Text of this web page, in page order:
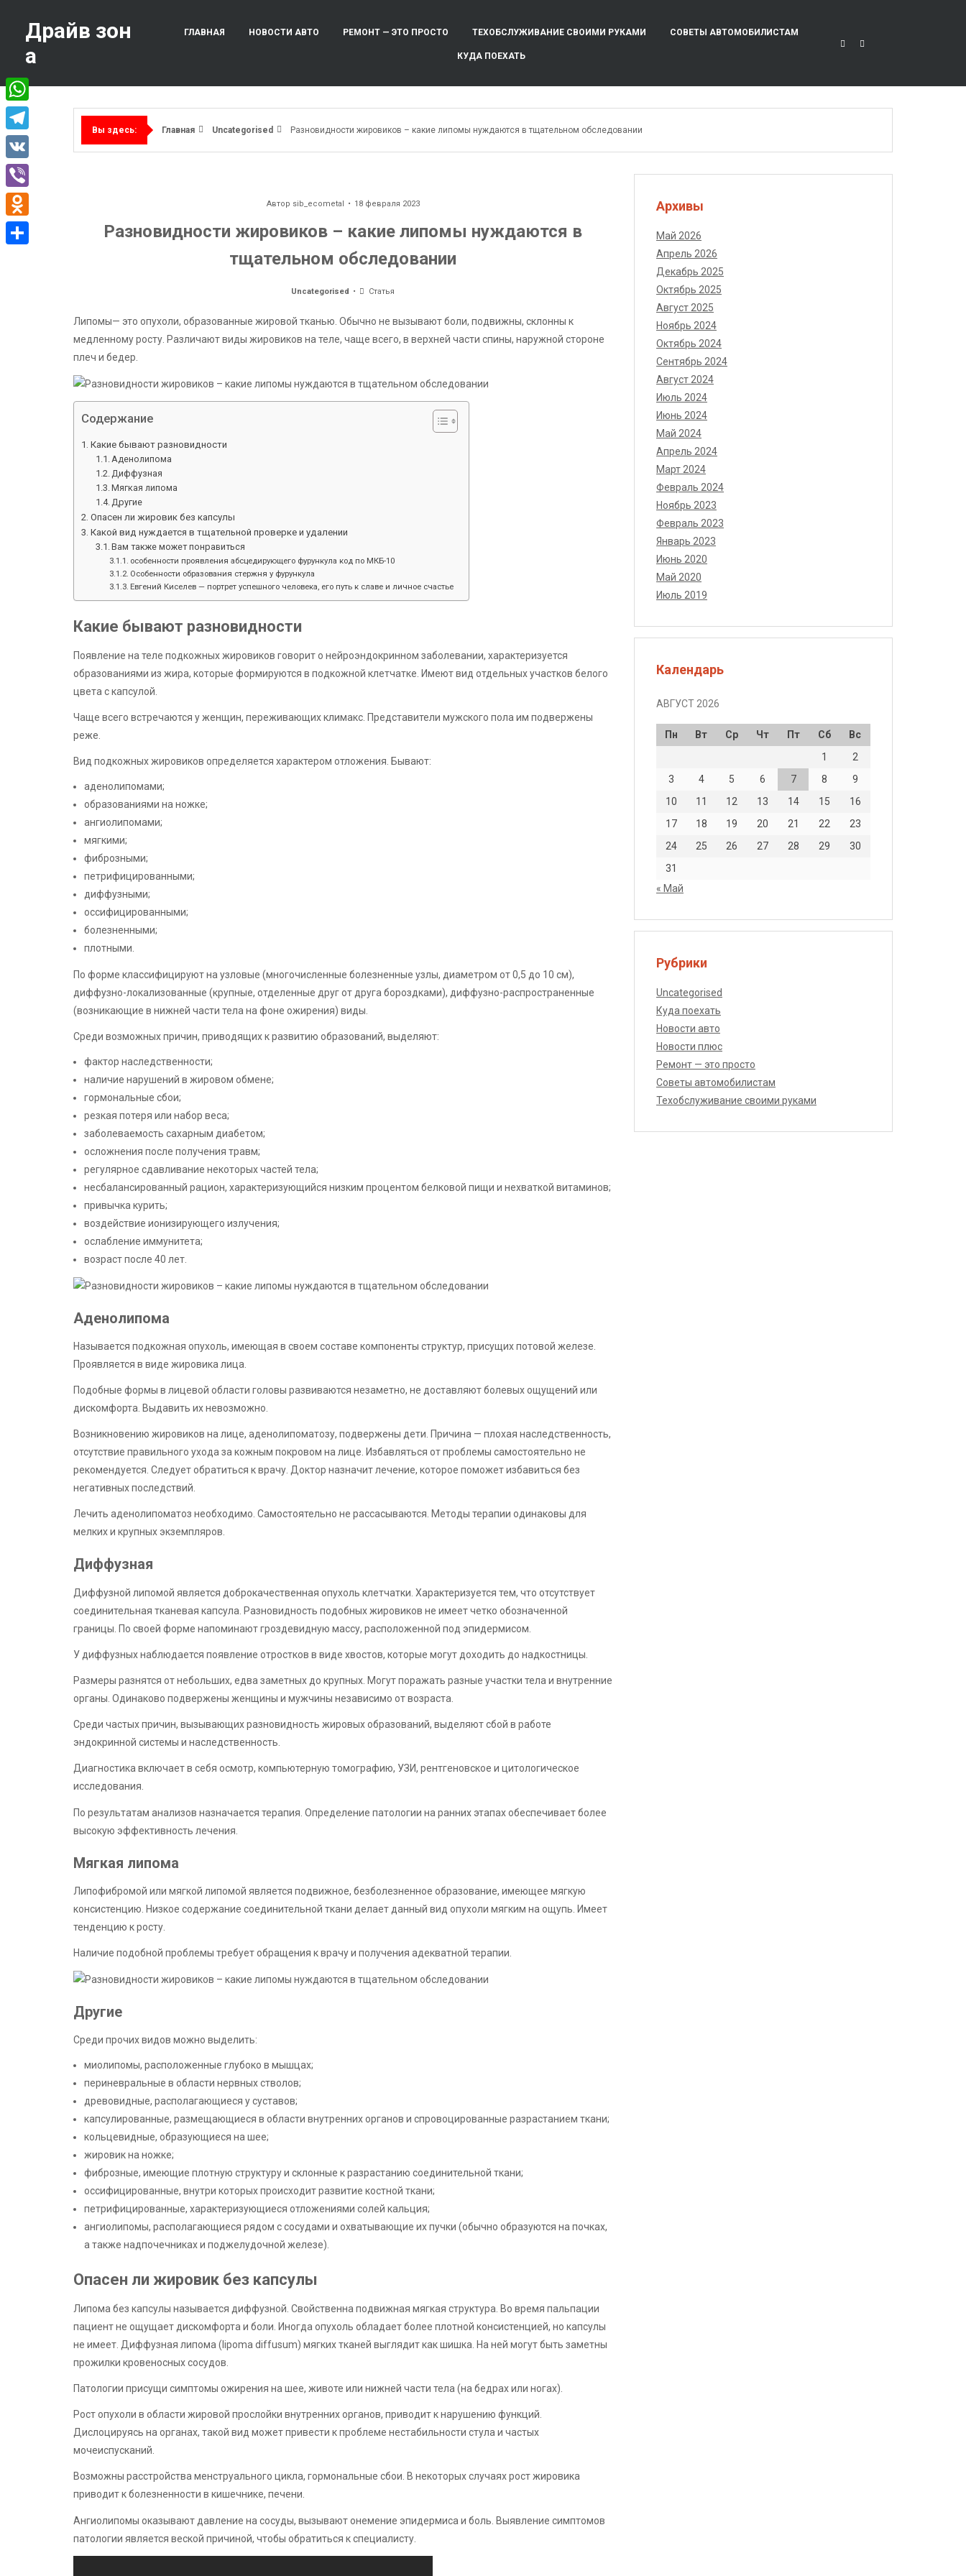
содержимому
Драйв зон
а
ГЛАВНАЯ НОВОСТИ АВТО РЕМОНТ — ЭТО ПРОСТО ТЕХОБСЛУЖИВАНИЕ СВОИМИ РУКАМИ СОВЕТЫ АВТОМОБИЛИСТАМ
КУДА ПОЕХАТЬ
Вы здесь: Главная Uncategorised Разновидности жировиков – какие липомы нуждаются в тщательном обследовании
Автор sib_ecometal 18 февраля 2023
Разновидности жировиков – какие липомы нуждаются в
тщательном обследовании
Uncategorised Статья
Липомы— это опухоли, образованные жировой тканью. Обычно не вызывают боли, подвижны, склонны к
медленному росту. Различают виды жировиков на теле, чаще всего, в верхней части спины, наружной стороне
плеч и бедер.
Содержание
Какие бывают разновидности
Аденолипома
Диффузная
Мягкая липома
Другие
Опасен ли жировик без капсулы
Какой вид нуждается в тщательной проверке и удалении
Вам также может понравиться
особенности проявления абсцедирующего фурункула код по МКБ-10
Особенности образования стержня у фурункула
Евгений Киселев — портрет успешного человека, его путь к славе и личное счастье
Какие бывают разновидности
Появление на теле подкожных жировиков говорит о нейроэндокринном заболевании, характеризуется
образованиями из жира, которые формируются в подкожной клетчатке. Имеют вид отдельных участков белого
цвета с капсулой.
Чаще всего встречаются у женщин, переживающих климакс. Представители мужского пола им подвержены
реже.
Вид подкожных жировиков определяется характером отложения. Бывают:
аденолипомами;
образованиями на ножке;
ангиолипомами;
мягкими;
фиброзными;
петрифицированными;
диффузными;
оссифицированными;
болезненными;
плотными.
По форме классифицируют на узловые (многочисленные болезненные узлы, диаметром от 0,5 до 10 см),
диффузно-локализованные (крупные, отделенные друг от друга бороздками), диффузно-распространенные
(возникающие в нижней части тела на фоне ожирения) виды.
Среди возможных причин, приводящих к развитию образований, выделяют:
фактор наследственности;
наличие нарушений в жировом обмене;
гормональные сбои;
резкая потеря или набор веса;
заболеваемость сахарным диабетом;
осложнения после получения травм;
регулярное сдавливание некоторых частей тела;
несбалансированный рацион, характеризующийся низким процентом белковой пищи и нехваткой витаминов;
привычка курить;
воздействие ионизирующего излучения;
ослабление иммунитета;
возраст после 40 лет.
Аденолипома
Называется подкожная опухоль, имеющая в своем составе компоненты структур, присущих потовой железе.
Проявляется в виде жировика лица.
Подобные формы в лицевой области головы развиваются незаметно, не доставляют болевых ощущений или
дискомфорта. Выдавить их невозможно.
Возникновению жировиков на лице, аденолипоматозу, подвержены дети. Причина — плохая наследственность,
отсутствие правильного ухода за кожным покровом на лице. Избавляться от проблемы самостоятельно не
рекомендуется. Следует обратиться к врачу. Доктор назначит лечение, которое поможет избавиться без
негативных последствий.
Лечить аденолипоматоз необходимо. Самостоятельно не рассасываются. Методы терапии одинаковы для
мелких и крупных экземпляров.
Диффузная
Диффузной липомой является доброкачественная опухоль клетчатки. Характеризуется тем, что отсутствует
соединительная тканевая капсула. Разновидность подобных жировиков не имеет четко обозначенной
границы. По своей форме напоминают гроздевидную массу, расположенной под эпидермисом.
У диффузных наблюдается появление отростков в виде хвостов, которые могут доходить до надкостницы.
Размеры разнятся от небольших, едва заметных до крупных. Могут поражать разные участки тела и внутренние
органы. Одинаково подвержены женщины и мужчины независимо от возраста.
Среди частых причин, вызывающих разновидность жировых образований, выделяют сбой в работе
эндокринной системы и наследственность.
Диагностика включает в себя осмотр, компьютерную томографию, УЗИ, рентгеновское и цитологическое
исследования.
По результатам анализов назначается терапия. Определение патологии на ранних этапах обеспечивает более
высокую эффективность лечения.
Мягкая липома
Липофибромой или мягкой липомой является подвижное, безболезненное образование, имеющее мягкую
консистенцию. Низкое содержание соединительной ткани делает данный вид опухоли мягким на ощупь. Имеет
тенденцию к росту.
Наличие подобной проблемы требует обращения к врачу и получения адекватной терапии.
Другие
Среди прочих видов можно выделить:
миолипомы, расположенные глубоко в мышцах;
периневральные в области нервных стволов;
древовидные, располагающиеся у суставов;
капсулированные, размещающиеся в области внутренних органов и спровоцированные разрастанием ткани;
кольцевидные, образующиеся на шее;
жировик на ножке;
фиброзные, имеющие плотную структуру и склонные к разрастанию соединительной ткани;
оссифицированные, внутри которых происходит развитие костной ткани;
петрифицированные, характеризующиеся отложениями солей кальция;
ангиолипомы, располагающиеся рядом с сосудами и охватывающие их пучки (обычно образуются на почках,
а также надпочечниках и поджелудочной железе).
Опасен ли жировик без капсулы
Липома без капсулы называется диффузной. Свойственна подвижная мягкая структура. Во время пальпации
пациент не ощущает дискомфорта и боли. Иногда опухоль обладает более плотной консистенцией, но капсулы
не имеет. Диффузная липома (lipoma diffusum) мягких тканей выглядит как шишка. На ней могут быть заметны
прожилки кровеносных сосудов.
Патологии присущи симптомы ожирения на шее, животе или нижней части тела (на бедрах или ногах).
Рост опухоли в области жировой прослойки внутренних органов, приводит к нарушению функций.
Дислоцируясь на органах, такой вид может привести к проблеме нестабильности стула и частых
мочеиспусканий.
Возможны расстройства менструального цикла, гормональные сбои. В некоторых случаях рост жировика
приводит к болезненности в кишечнике, печени.
Ангиолипомы оказывают давление на сосуды, вызывают онемение эпидермиса и боль. Выявление симптомов
патологии является веской причиной, чтобы обратиться к специалисту.
Архивы
Май 2026
Апрель 2026
Декабрь 2025
Октябрь 2025
Август 2025
Ноябрь 2024
Октябрь 2024
Сентябрь 2024
Август 2024
Июль 2024
Июнь 2024
Май 2024
Апрель 2024
Март 2024
Февраль 2024
Ноябрь 2023
Февраль 2023
Январь 2023
Июнь 2020
Май 2020
Июль 2019
Календарь
АВГУСТ 2026
Пн Вт Ср Чт Пт Сб
Вс
1
2
3
4 5 6 7 8
9
10
11 12 13 14 15
16
17
18 19 20 21 22
23
24
25 26 27 28 29
30
31
« Май
Рубрики
Uncategorised
Куда поехать
Новости авто
Новости плюс
Ремонт — это просто
Советы автомобилистам
Техобслуживание своими руками
WhatsApp
Telegram
VK
Viber
Odnoklassniki